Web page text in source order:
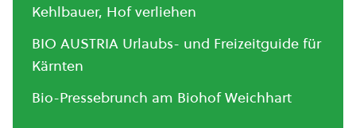
Kehlbauer, Hof verliehen
BIO AUSTRIA Urlaubs- und Freizeitguide für
Kärnten
Bio-Pressebrunch am Biohof Weichhart